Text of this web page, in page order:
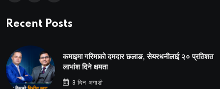
Recent Posts
कमाइमा गरिमाको दमदार छलाङ, सेयरधनीलाई २० प्रतिशत
लाभांश दिने क्षमता
3 दिन अगाडी